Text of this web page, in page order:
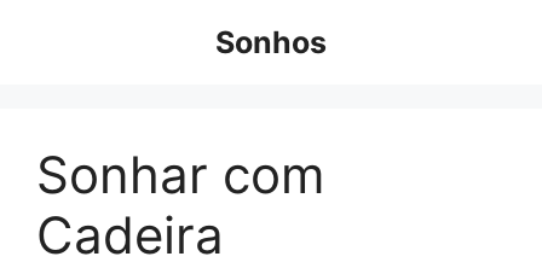
Sonhos
Sonhar com
Cadeira